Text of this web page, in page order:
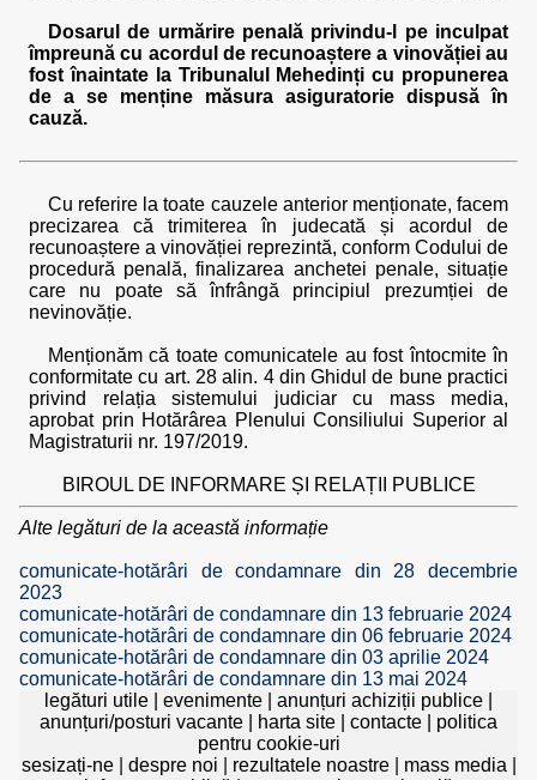
Dosarul de urmărire penală privindu-l pe inculpat
împreună cu acordul de recunoaștere a vinovăției au
fost înaintate la Tribunalul Mehedinți cu propunerea
de a se menține măsura asiguratorie dispusă în
cauză.
Cu referire la toate cauzele anterior menționate, facem
precizarea că trimiterea în judecată și acordul de
recunoaștere a vinovăției reprezintă, conform Codului de
procedură penală, finalizarea anchetei penale, situație
care nu poate să înfrângă principiul prezumției de
nevinovăție.
Menționăm că toate comunicatele au fost întocmite în
conformitate cu art. 28 alin. 4 din Ghidul de bune practici
privind relația sistemului judiciar cu mass media,
aprobat prin Hotărârea Plenului Consiliului Superior al
Magistraturii nr. 197/2019.
BIROUL DE INFORMARE ȘI RELAȚII PUBLICE
Alte legături de la această informație
comunicate-hotărâri de condamnare din 28 decembrie
2023
comunicate-hotărâri de condamnare din 13 februarie 2024
comunicate-hotărâri de condamnare din 06 februarie 2024
comunicate-hotărâri de condamnare din 03 aprilie 2024
comunicate-hotărâri de condamnare din 13 mai 2024
legături utile
evenimente anunțuri achiziții publice
anunțuri/posturi vacante
harta site contacte
politica
pentru cookie-uri
sesizați-ne| despre noi rezultatele noastre| mass media